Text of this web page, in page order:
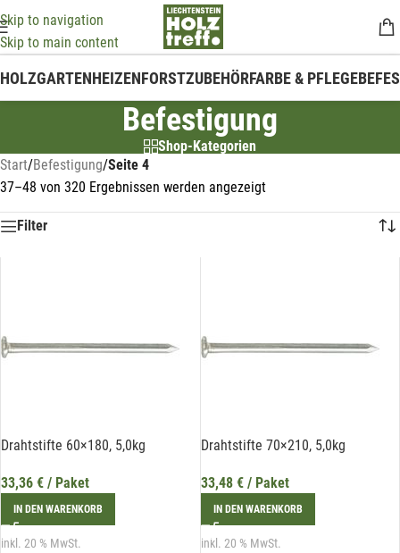
Skip to navigation
Skip to main content
HOLZGARTENHEIZENFORSTZUBEHÖRFARBE & PFLEGE
Befestigung
Shop-Kategorien
Start/Befestigung/Seite 4
37–48 von 320 Ergebnissen werden angezeigt
Filter
Drahtstifte 60×180, 5,0kg
33,36 € / Paket
IN DEN WARENKORB
inkl. 20 % MwSt.
Drahtstifte 70×210, 5,0kg
33,48 €/ Paket
IN DEN WARENKORB
inkl. 20 % MwSt.